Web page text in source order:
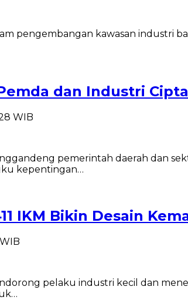
pengembangan kawasan industri
dan Industri
WIB
pemerintah daerah dan
kepentingan…
IKM Bikin Desain
pelaku industri kecil dan